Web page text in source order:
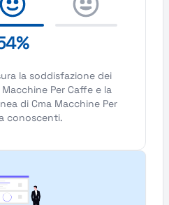
la soddisfazione dei
Per Caffe e la
di Cma Macchine Per
conoscenti.